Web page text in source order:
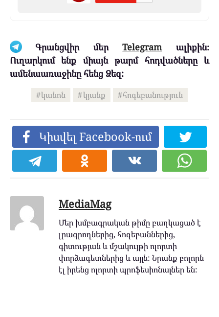
Գրանցվիր մերTelegramալիքին։
Ուղարկում ենք միայն թարմ հոդվածները և
ամենաառաջինը հենց Ձեզ:
կանոն կյանք հոգեբանություն
Կիսվել Facebook-ում
MediaMag
Մեր խմբագրական թիմը բաղկացած է
լրագրողներից, հոգեբաններից,
գիտության և մշակույթի ոլորտի
փորձագետներից և այլն: Նրանք բոլորն
էլ իրենց ոլորտի պրոֆեսիոնալներ են: